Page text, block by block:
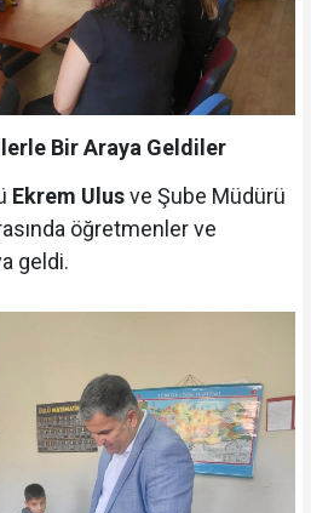
Bir Araya Geldiler
Ekrem Ulusve Şube Müdürü
öğretmenler ve
geldi.